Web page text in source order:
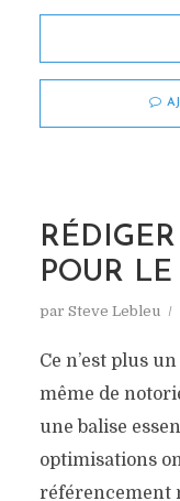
POUR LE
par Steve Lebleu
Ce n’est plus
même de
une balise
optimisations
référencement